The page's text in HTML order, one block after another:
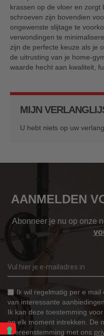
krassen op de vloer en zorgt
schroeven zijn bovendien
ongewenste slijtage te
verwondingen te
zijn de perfecte keuze als je
de uitrusting van je home-
waarde hecht aan kwaliteit,
MIJN
U hebt niets op uw
AANMELDEN
Abonneer je nu op onze
Ik wil regelmatig per e
van interessante
Ik kan deze toestemming
op elk moment intrekken. De
overeenstemming met ons